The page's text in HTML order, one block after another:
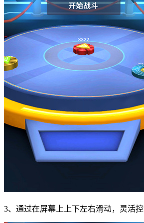
3、通过在屏幕上上下左右滑动，灵活